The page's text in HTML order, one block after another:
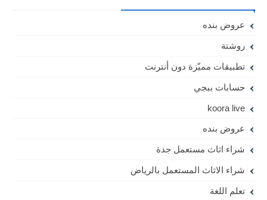
عروض بنده
روشتة
تطبيقات مميّزة دون أنترنت
حسابات ببجي
koora live
عروض بنده
شراء اثاث مستعمل جدة
شراء الاثاث المستعمل بالرياض
تعلم اللغة